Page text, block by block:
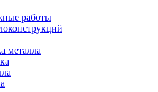
работы
металла